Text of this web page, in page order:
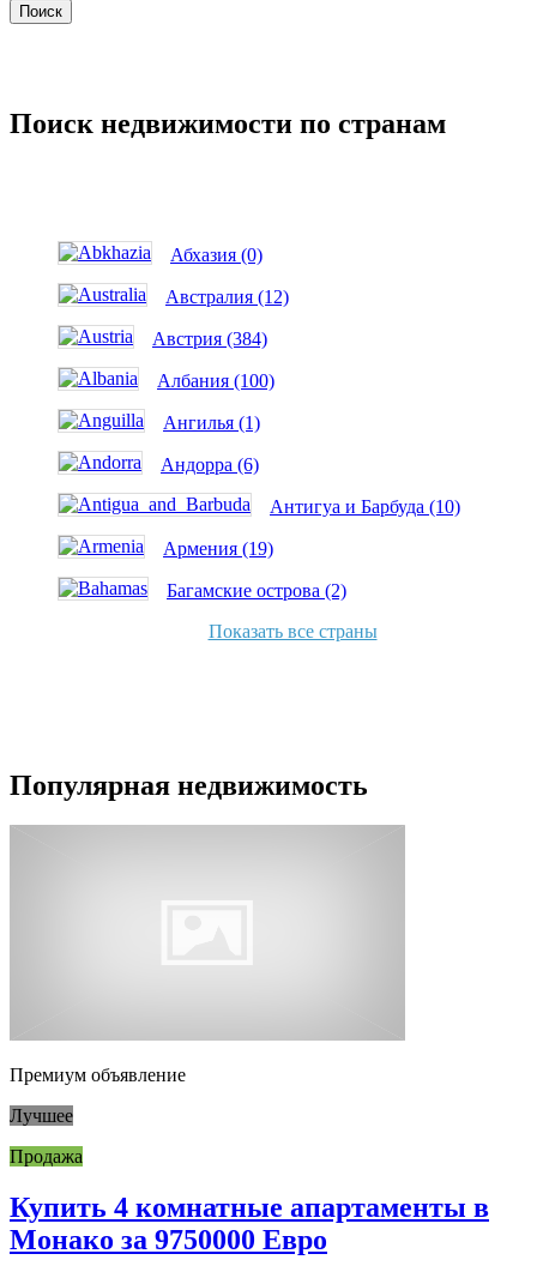
Поиск
Поиск недвижимости по странам
Абхазия (0)
Австралия (12)
Австрия (384)
Албания (100)
Ангилья (1)
Андорра (6)
Антигуа и Барбуда (10)
Армения (19)
Багамские острова (2)
Показать все страны
Популярная недвижимость
Премиум объявление
Лучшее
Продажа
Купить 4 комнатные апартаменты в
Монако за 9750000 Евро